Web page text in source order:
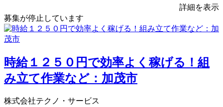
詳細を表示
募集が停止しています
時給１２５０円で効率よく稼げる！組
み立て作業など：加茂市
株式会社テクノ・サービス